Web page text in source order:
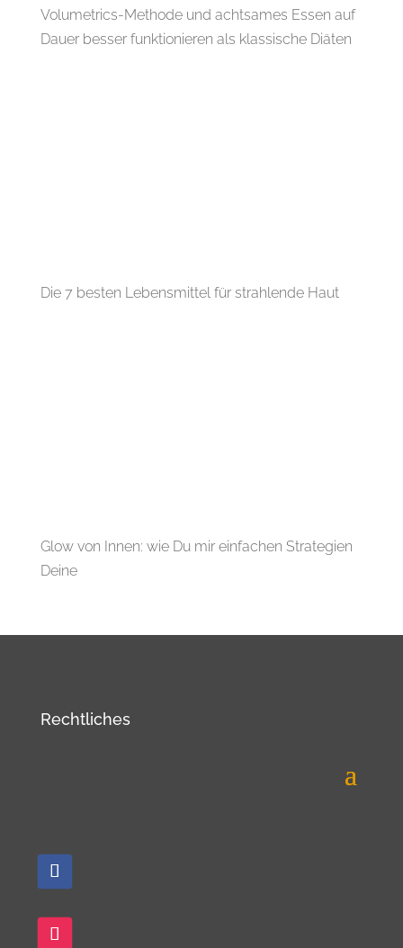
Volumetrics-Methode und achtsames Essen auf
Dauer besser funktionieren als klassische Diäten
Die 7 besten Lebensmittel für strahlende Haut
Glow von Innen: wie Du mir einfachen Strategien
Deine
Rechtliches